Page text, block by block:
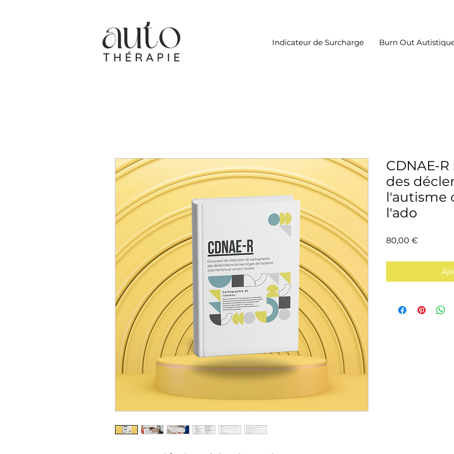
Indicateur de Surcharge Burn Out
CDNAE-
des
l'autisme
l'ado
80,00 €